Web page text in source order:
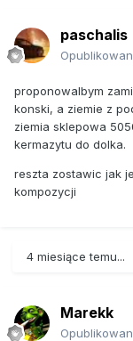
paschalis
proponowalbym
konski, a ziemie z
ziemia sklepowa
kermazytu do dolka.
reszta zostawic jak
kompozycji
4 miesiące temu...
Marekk